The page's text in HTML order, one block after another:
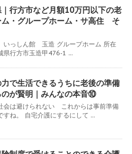
行方市など月額10万円以下の老
ム・グループホーム・サ高住 そ
っしん館 玉造 グループホーム 所在
県行方市玉造甲476-1 ...
力で生活できるうちに老後の準備
のが賢明｜みんなの本音⑩
会は避けられない これからは事前準備
すね。 自宅介護にするにして ...